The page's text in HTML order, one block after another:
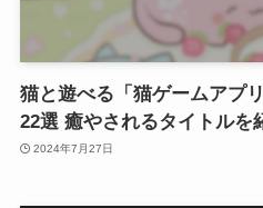
猫と遊べる「猫ゲームアプ
22選 癒やされるタイトルを
2024年7月27日